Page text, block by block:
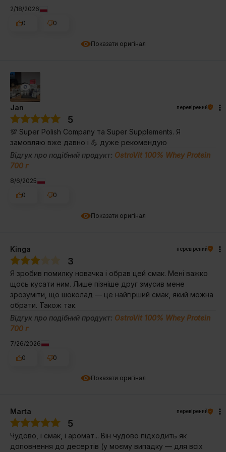
Показати оригінал
2/18/2026
0
0
Показати оригінал
Jan перевірений
5
💯 Super Polish Company та Super Supplements. Я
замовляю вже давно і 💪 дуже рекомендую
Відгук про подібний продукт: OstroVit 100% Whey Protein
700 г
8/6/2025
0
0
Показати оригінал
Kinga перевірений
3
Я зробив помилку новачка і обрав цей смак. Мені важко
щось кусати ним. Лише пізніше друг змусив мене
зрозуміти, що шоколад — це найгірший смак, який можна
обрати. Також так.
Відгук про подібний продукт: OstroVit 100% Whey Protein
700 г
7/26/2026
0
0
Marta перевірений
5
Чудово, і смак, і аромат... Він чудово підходить як
доповнення до десертів (у моєму випадку — для всіх